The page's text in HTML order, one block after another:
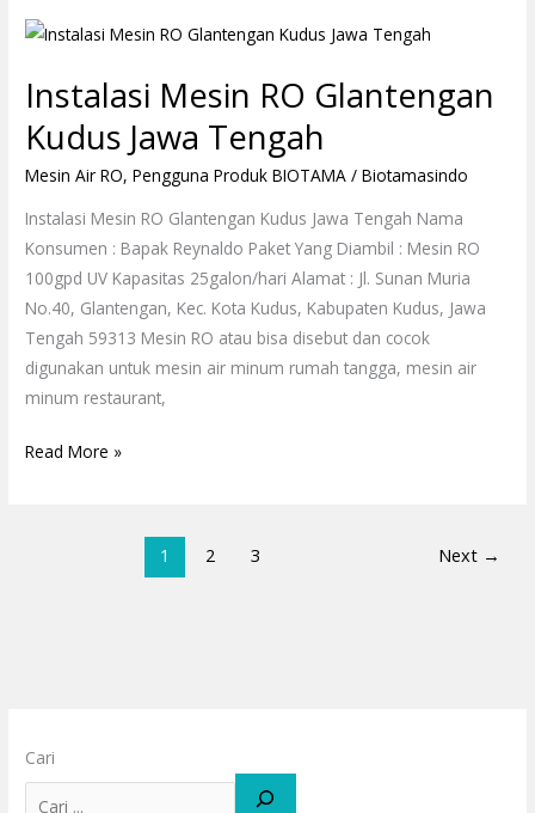
Instalasi Mesin RO Glantengan
Kudus Jawa Tengah
Mesin Air RO,Pengguna Produk BIOTAMA /Biotamasindo
Instalasi Mesin RO Glantengan Kudus Jawa Tengah Nama
Konsumen : Bapak Reynaldo Paket Yang Diambil : Mesin RO
100gpd UV Kapasitas 25galon/hari Alamat : Jl. Sunan Muria
No.40, Glantengan, Kec. Kota Kudus, Kabupaten Kudus, Jawa
Tengah 59313 Mesin RO atau bisa disebut dan cocok
digunakan untuk mesin air minum rumah tangga, mesin air
minum restaurant,
Instalasi
RO
Glantengan
Kudus
Jawa
Tengah
Read More »
1 2 3 Next →
Cari